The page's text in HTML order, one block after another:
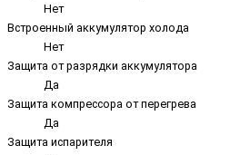
Нет
Встроенный аккумулятор холода
Нет
Защита от разрядки аккумулятора
Да
Защита компрессора от перегрева
Да
Защита испарителя